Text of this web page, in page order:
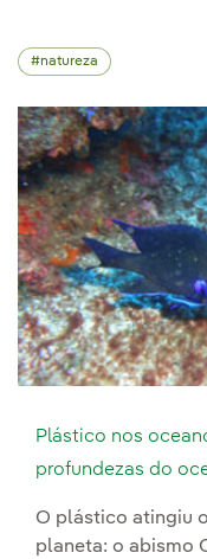
natureza
Plástico nos
profundezas do
O plástico atingiu
planeta: o abismo